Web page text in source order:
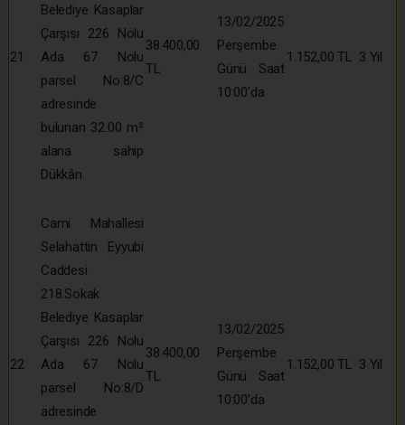
21
Belediye Kasaplar
Çarşısı 226 Nolu
Ada 67 Nolu
parsel No:8/C
adresinde
bulunan 32.00 m²
alana sahip
Dükkân
38.400,00
TL
13/02/2025
Perşembe
Günü Saat
10:00’da
1.152,00 TL 3 Yıl
22
Cami Mahallesi
Selahattin Eyyubi
Caddesi
218.Sokak
Belediye Kasaplar
Çarşısı 226 Nolu
Ada 67 Nolu
parsel No:8/D
adresinde
38.400,00
TL
13/02/2025
Perşembe
Günü Saat
10:00’da
1.152,00 TL 3 Yıl